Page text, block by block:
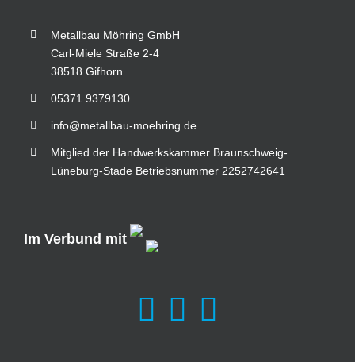
Metallbau Möhring GmbH
Carl-Miele Straße 2-4
38518 Gifhorn
05371 9379130
info@metallbau-moehring.de
Mitglied der Handwerkskammer Braunschweig-
Lüneburg-Stade Betriebsnummer 2252742641
Im Verbund mit